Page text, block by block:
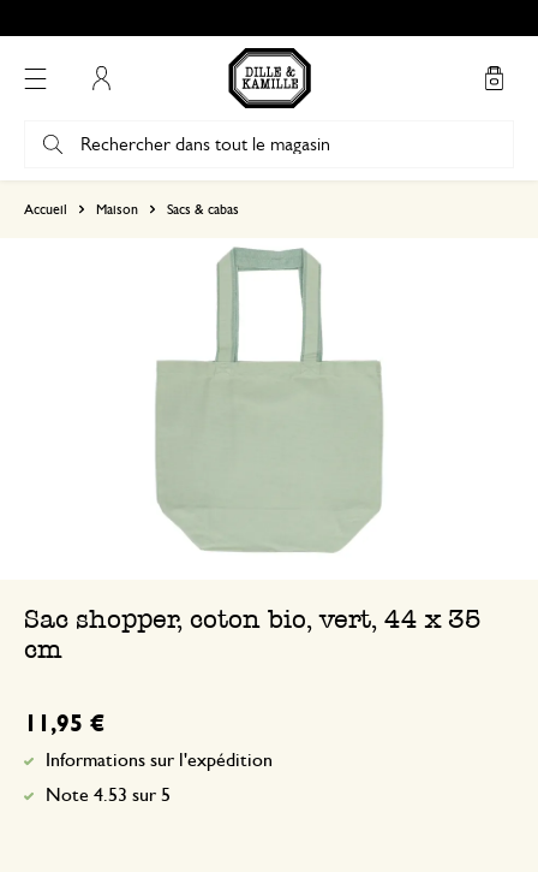
Accueil Maison Sacs & cabas
Sac shopper, coton bio, vert, 44 x 35
cm
11,95 €
Informations sur l'expédition
Note 4.53 sur 5